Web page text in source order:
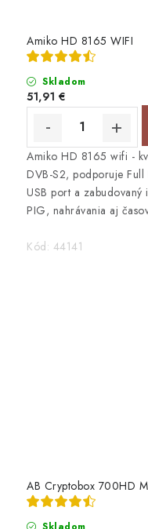
Amiko HD 8165 WIFI
Skladom
51,91 €
Amiko HD 8165 wifi -
DVB-S2, podporuje
USB port a
PIG, nahrávania aj
Kód: 44141
AB Cryptobox 700HD